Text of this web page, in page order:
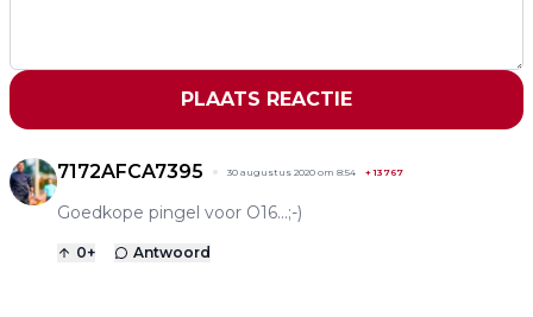
PLAATS REACTIE
7172AFCA7395 30 augustus 2020 om 8:54 +13767
Goedkope pingel voor O16...;-)
0+ Antwoord